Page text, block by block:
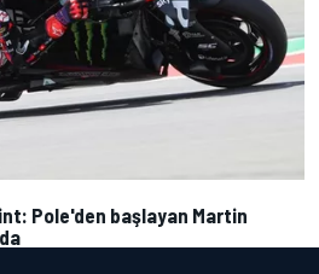
Pole'den başlayan Martin